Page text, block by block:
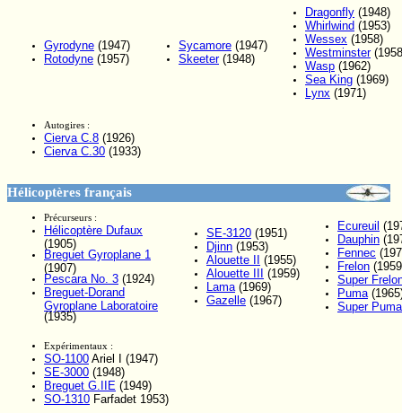
Gyrodyne (1947)
Rotodyne (1957)
Sycamore (1947)
Skeeter(1948)
Dragonfly (1948)
Whirlwind (1953)
Wessex (1958)
Westminster
Wasp (1962)
Sea King (1969)
Lynx (1971)
Autogires :
Cierva C.8 (1926)
Cierva C.30 (1933)
Hélicoptères français
Précurseurs :
Hélicoptère Dufaux
(1905)
Breguet Gyroplane 1
(1907)
Pescara No. 3 (1924)
Breguet-Dorand
Gyroplane Laboratoire
(1935)
SE-3120 (1951)
Djinn (1953)
Alouette II (1955)
Alouette III (1959)
Lama (1969)
Gazelle (1967)
Ecureuil
Dauphin
Fennec
Frelon
Super
Puma
Super Puma
Expérimentaux :
SO-1100 Ariel I (1947)
SE-3000 (1948)
Breguet G.IIE (1949)
SO-1310 Farfadet 1953)